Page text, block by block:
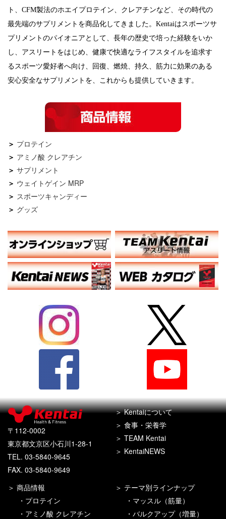
ト、 CFM製法のホエイプロテイン、クレアチンなど、 その時代の
最先端のサプリメントを商品化してきました。 Kentaiはスポーツサ
プリメントのパイオニアとして、長年の歴史で培った経験をいか
し、 アスリートをはじめ、健康で快適なライフスタイルを追求す
るスポーツ愛好者へ向け、 回復、燃焼、持久、筋力に効果のある
安心安全なサプリメントを、これからも提供していきます。
プロテイン
アミノ酸 クレアチン
サプリメント
ウェイトゲイン MRP
スポーツキャンディー
グッズ
〒112-0002
東京都文京区小石川1-28-1
TEL. 03-5840-9645
FAX. 03-5840-9649
Kentaiについて
食事・栄養学
TEAM Kentai
KentaiNEWS
商品情報
プロテイン
アミノ酸 クレアチン
テーマ別ラインナップ
マッスル（筋量）
バルクアップ（増量）